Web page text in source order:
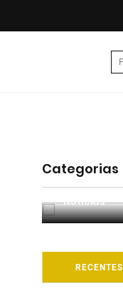
Categorias
Entrevistas
RECENTES